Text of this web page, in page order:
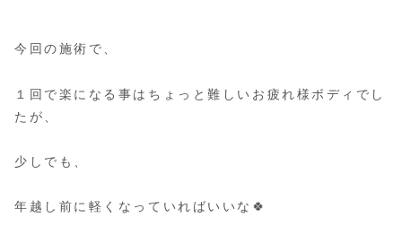
今回の施術で、
１回で楽になる事はちょっと難しいお疲れ様ボディでし
たが、
少しでも、
年越し前に軽くなっていればいいな🍀